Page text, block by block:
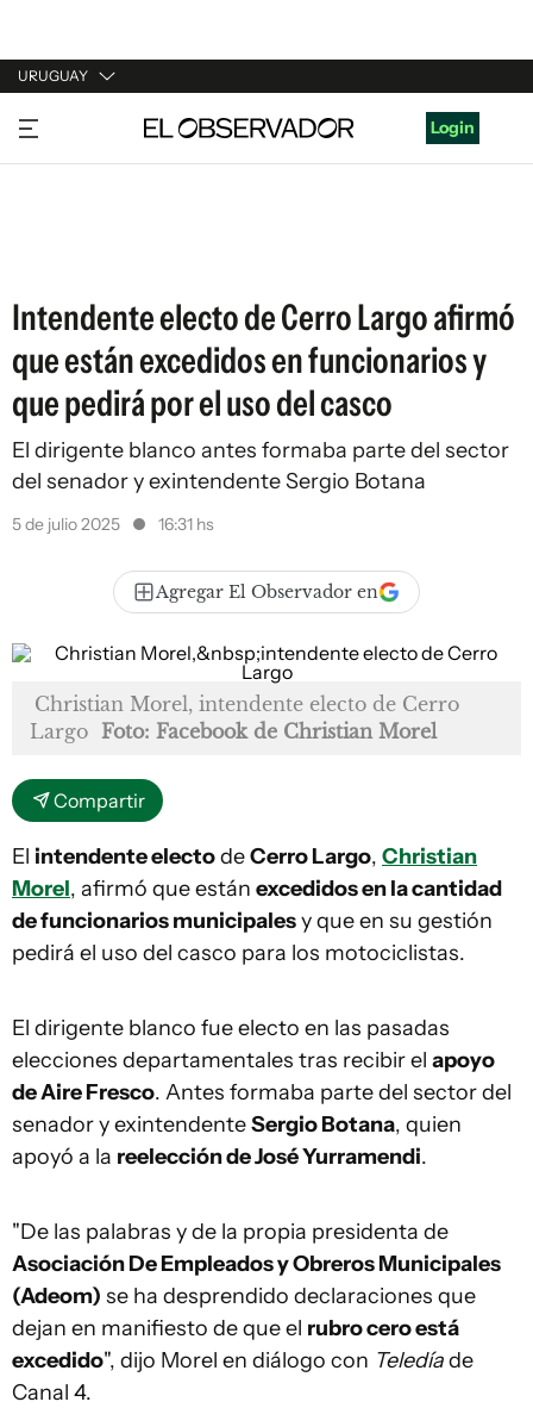
URUGUAY
URUGUAY
ARGENTINA
Login
Intendente electo de Cerro Largo afirmó
que están excedidos en funcionarios y
que pedirá por el uso del casco
El dirigente blanco antes formaba parte del sector
del senador y exintendente Sergio Botana
5 de julio 2025 16:31 hs
Agregar El Observador en
Christian Morel, intendente electo de Cerro
Largo Foto: Facebook de Christian Morel
Compartir
El intendente electodeCerro Largo, Christian
Morel, afirmó que están excedidos en la cantidad
de funcionarios municipalesy que en su gestión
pedirá el uso del casco para los motociclistas.
El dirigente blanco fue electo en las pasadas
elecciones departamentales tras recibir el apoyo
de Aire Fresco. Antes formaba parte del sector del
senador y exintendenteSergio Botana, quien
apoyó a la reelección de José Yurramendi.
"De las palabras y de la propia presidenta de
Asociación De Empleados y Obreros Municipales
(Adeom) se ha desprendido declaraciones que
dejan en manifiesto de que el rubro cero está
excedido", dijo Morel en diálogo con Teledíade
Canal 4.